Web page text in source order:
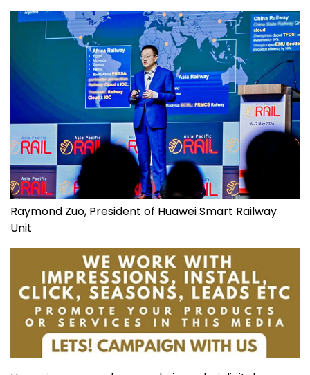
Raymond Zuo, President of Huawei Smart Railway
Unit